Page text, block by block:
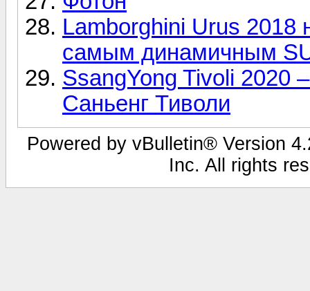
Lamborghini Urus 2018
самым динамичным
SsangYong Tivoli 2020
Саньенг Тиволи
Powered by vBulletin® Version
Inc. All rights